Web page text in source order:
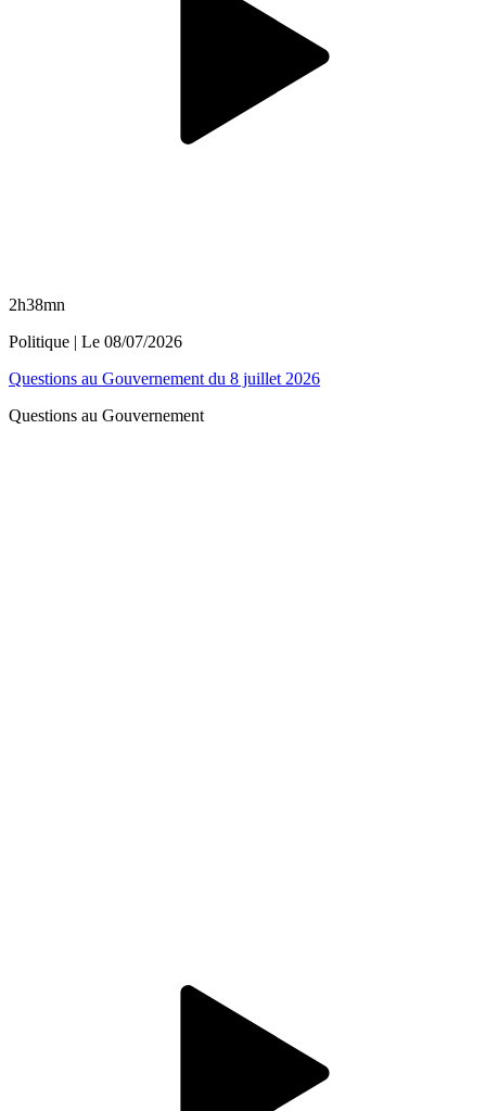
2h38mn
Politique | Le 08/07/2026
Questions au Gouvernement du 8 juillet 2026
Questions au Gouvernement